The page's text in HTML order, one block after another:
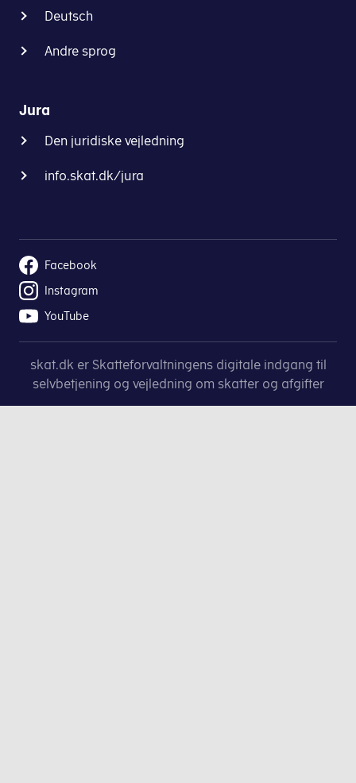
Deutsch
Andre sprog
Jura
Den juridiske vejledning
info.skat.dk/jura
Facebook
Instagram
YouTube
skat.dk er Skatteforvaltningens digitale indgang til
selvbetjening og vejledning om skatter og afgifter